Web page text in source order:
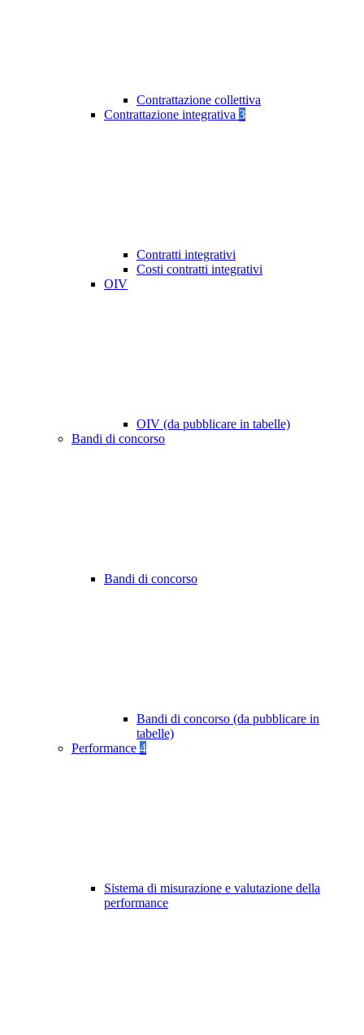
Contrattazione collettiva
Contrattazione integrativa 3
Contratti integrativi
Costi contratti integrativi
OIV
OIV (da pubblicare in tabelle)
Bandi di concorso
Bandi di concorso
Bandi di concorso (da pubblicare in
tabelle)
Performance 4
Sistema di misurazione e valutazione della
performance